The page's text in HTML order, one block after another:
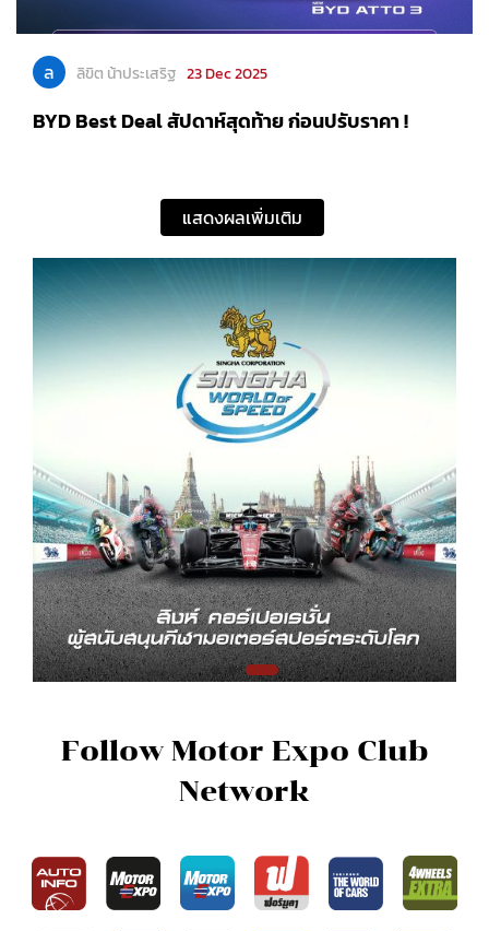
ล ลิขิต น้าประเสริฐ 23 Dec 2025
BYD Best Deal สัปดาห์สุดท้าย ก่อนปรับราคา !
แสดงผลเพิ่มเติม
Follow Motor Expo Club
Network